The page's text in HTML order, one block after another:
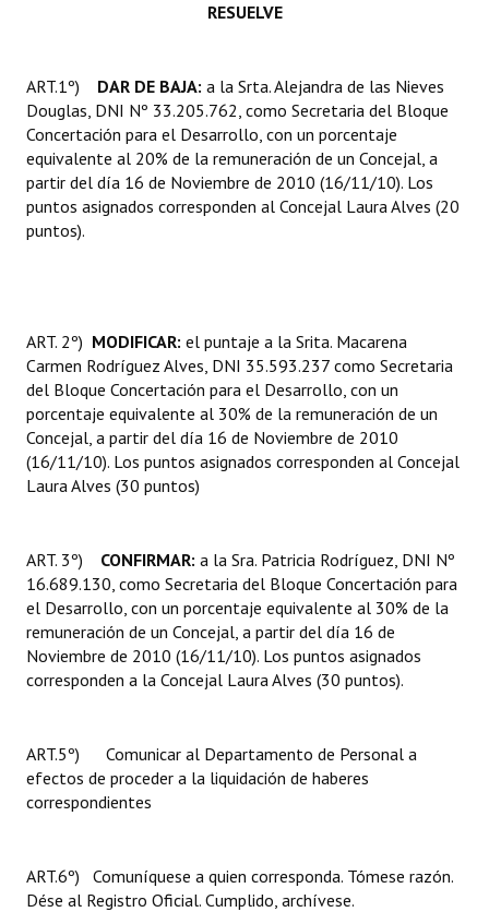
Noticias Destacadas
Registros y Distinciones
Datos Históricos
Premio al Mérito - Registro
Periodistas Decanos - Registro
Ciudadano Ilustre - Registro
Banca del Vecino - Registro
Huéspedes de Honor - Registro
Reconocimientos - Registro
Bariloche, Municipio intercultural
Entrega de distinciones
RESUELVE
ART.1º) DAR DE BAJA: a la Srta. Alejandra de las Nieves
Douglas, DNI Nº 33.205.762, como Secretaria del Bloque
Concertación para el Desarrollo, con un porcentaje
equivalente al 20% de la remuneración de un Concejal, a
partir del día 16 de Noviembre de 2010 (16/11/10). Los
puntos asignados corresponden al Concejal Laura Alves (20
puntos).
ART. 2º) MODIFICAR: el puntaje a la Srita. Macarena
Carmen Rodríguez Alves, DNI 35.593.237 como Secretaria
del Bloque Concertación para el Desarrollo, con un
porcentaje equivalente al 30% de la remuneración de un
Concejal, a partir del día 16 de Noviembre de 2010
(16/11/10). Los puntos asignados corresponden al Concejal
Laura Alves (30 puntos)
ART. 3º) CONFIRMAR: a la Sra. Patricia Rodríguez, DNI Nº
16.689.130, como Secretaria del Bloque Concertación para
el Desarrollo, con un porcentaje equivalente al 30% de la
remuneración de un Concejal, a partir del día 16 de
Noviembre de 2010 (16/11/10). Los puntos asignados
corresponden a la Concejal Laura Alves (30 puntos).
ART.5º) Comunicar al Departamento de Personal a
efectos de proceder a la liquidación de haberes
correspondientes
ART.6º) Comuníquese a quien corresponda. Tómese razón.
Dése al Registro Oficial. Cumplido, archívese.